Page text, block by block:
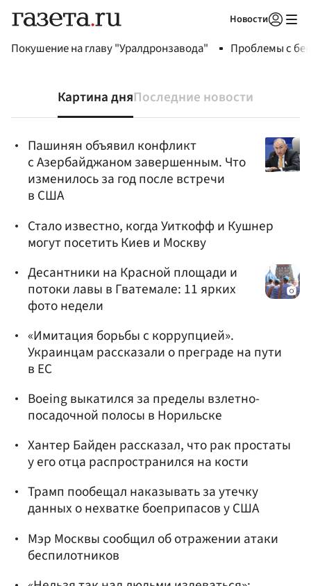
Новости
Покушение на главу "Уралдронзавода" Проблемы с
Картина дняПоследние новости
Пашинян объявил конфликт
с Азербайджаном завершенным. Что
изменилось за год после встречи
в США
Стало известно, когда Уиткофф и Кушнер
могут посетить Киев и Москву
Десантники на Красной площади и
потоки лавы в Гватемале: 11 ярких
фото недели
«Имитация борьбы с коррупцией».
Украинцам рассказали о преграде на пути
в ЕС
Boeing выкатился за пределы взлетно-
посадочной полосы в Норильске
Хантер Байден рассказал, что рак простаты
у его отца распространился на кости
Трамп пообещал наказывать за утечку
данных о нехватке боеприпасов у США
Мэр Москвы сообщил об отражении атаки
беспилотников